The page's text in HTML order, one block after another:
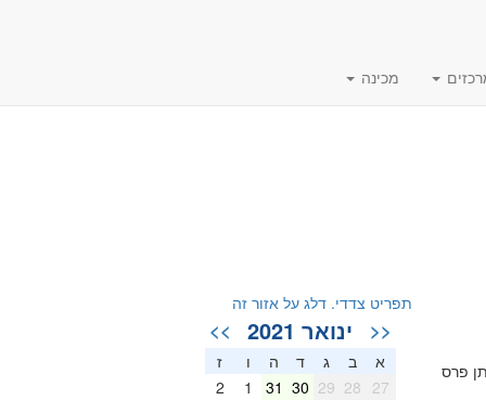
מכינה
פרס
תפריט צדדי. דלג על אזור זה
<< ינואר 2021 >>
א ב ג ד ה ו
ז
27
28
29
30
31
1
2